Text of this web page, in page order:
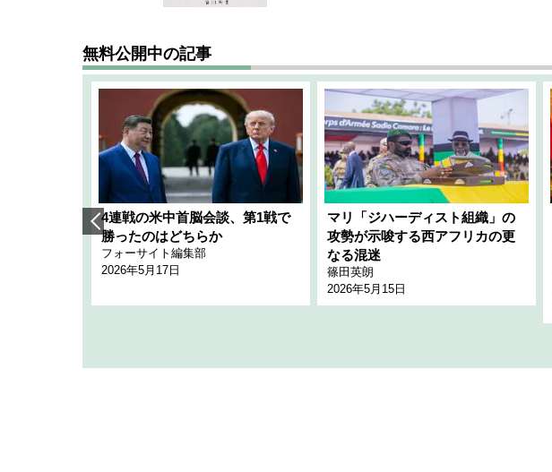
無料公開中の記事
4連戦の米中首脳会談、第1戦で
勝ったのはどちらか
フォーサイト編集部
2026年5月17日
マリ「ジハーディスト組織」の
攻勢が示唆する西アフリカの更
なる混迷
篠田英朗
2026年5月15日